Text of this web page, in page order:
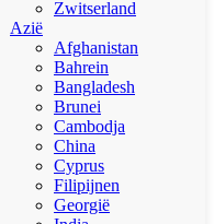
Zwitserland
Azië
Afghanistan
Bahrein
Bangladesh
Brunei
Cambodja
China
Cyprus
Filipijnen
Georgië